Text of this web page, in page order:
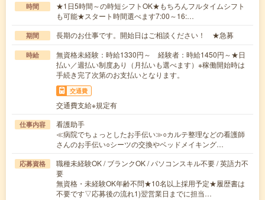
時間
★1日5時間～の時短シフトOK★もちろんフルタイムシフト
も可能★スタート時間選べます7:00～16:…
期間 長期のお仕事です。開始日はご相談ください！ ★急募
時給
無資格未経験：時給1330円～ 経験者：時給1450円～★日
払い／週払い制度あり（月払いも選べます）※稼働開始時は
手続き完了次第のお支払いとなります。
交通費
交通費支給※規定有
仕事内容
看護助手
≪病院でちょっとしたお手伝い≫○カルテ整理などの看護師
さんのお手伝い○シーツの交換やベッドメイキング…
応募資格
職種未経験OK / ブランクOK / パソコンスキル不要 / 英語力不
要
無資格・未経験OK年齢不問★10名以上採用予定★履歴書は
不要です▽応募後の流れ1)翌営業日までに担当…